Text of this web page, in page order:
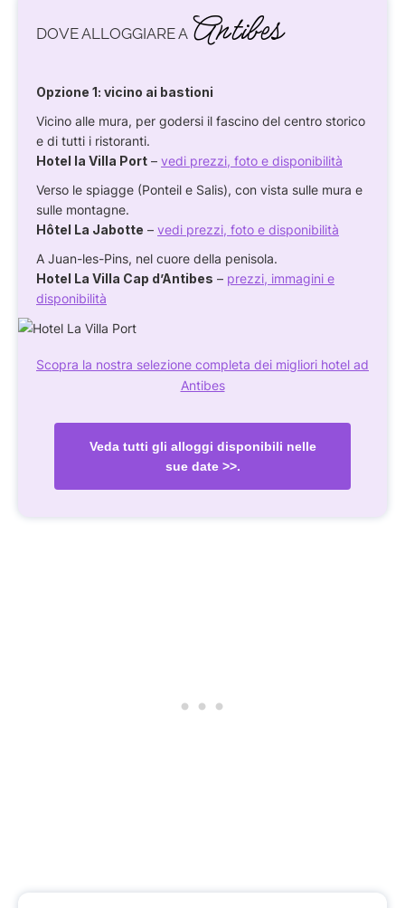
DOVE ALLOGGIARE A Antibes
Opzione 1: vicino ai bastioni
Vicino alle mura, per godersi il fascino del centro storico
e di tutti i ristoranti.
Hotel la Villa Port – vedi prezzi, foto e disponibilità
Verso le spiagge (Ponteil e Salis), con vista sulle mura e
sulle montagne.
Hôtel La Jabotte – vedi prezzi, foto e disponibilità
A Juan-les-Pins, nel cuore della penisola.
Hotel La Villa Cap d’Antibes – prezzi, immagini e
disponibilità
Scopra la nostra selezione completa dei migliori hotel ad
Antibes
Veda tutti gli alloggi disponibili nelle
sue date >>.